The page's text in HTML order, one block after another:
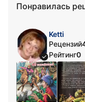
Понравилась
Ketti
Рецензий
Рейтинг0